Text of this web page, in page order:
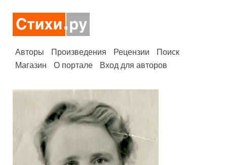
Авторы Произведения Рецензии
Поиск
Магазин
О портале Вход для авторов